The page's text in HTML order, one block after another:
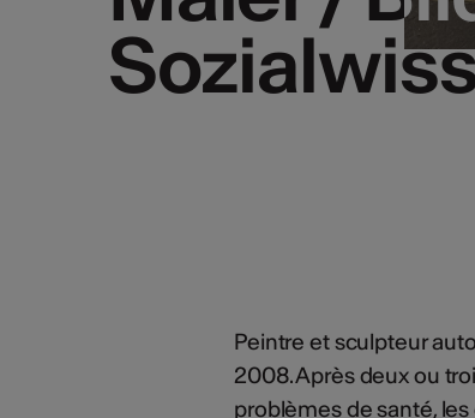
Peintre et sculpteur
2008. Après deux ou
problèmes de santé, les